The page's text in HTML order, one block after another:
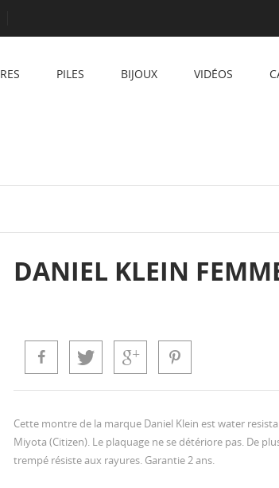
PILES BIJOUX VIDÉOS
DANIEL KLEIN
Cette montre de la marque Daniel Klein est water
Miyota (Citizen). Le plaquage ne se détériore pas. De
trempé résiste aux rayures. Garantie 2 ans.